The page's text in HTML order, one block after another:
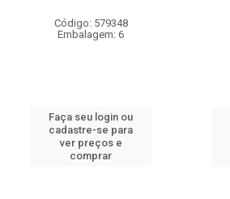
Código: 579348
Embalagem: 6
Faça seu login ou
cadastre-se para
ver preços e
comprar